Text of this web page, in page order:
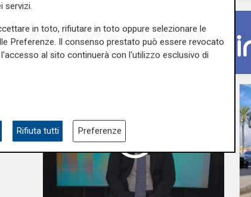
servizi.
in toto, rifiutare in toto oppure selezionare le
Preferenze. Il consenso prestato può essere revocato
al sito continuerà con l'utilizzo esclusivo di
Rifiuta tutti Preferenze